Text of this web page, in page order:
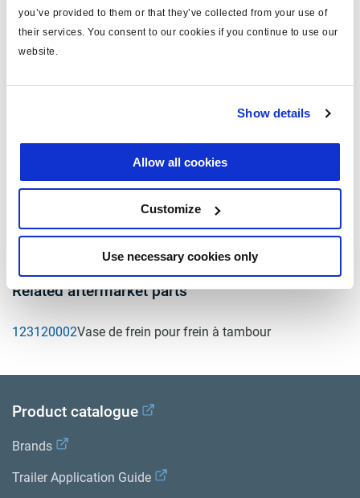
you’ve provided to them or that they’ve collected from your use of
their services. You consent to our cookies if you continue to use our
website.
Show details
Allow all cookies
Customize
Use necessary cookies only
masse (kg) 0
(bar)
avec collier de fixation
Documents
Consultez toutes les publications connexes dans notre
Bibliothèque de documentation sur les produits.
Related aftermarket parts
123120002Vase de frein pour frein à tambour
Product catalogue
Brands
Trailer Application Guide